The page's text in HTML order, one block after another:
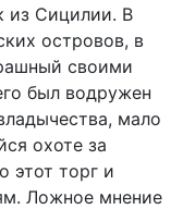
из Сицилии. В
островов, в
своими
был водружен
мало
охоте за
этот торг и
Ложное мнение